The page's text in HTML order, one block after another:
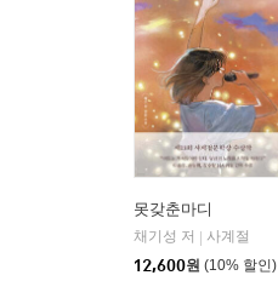
못갖춘마디
채기성 저
사계절
12,600원 (10% 할인)